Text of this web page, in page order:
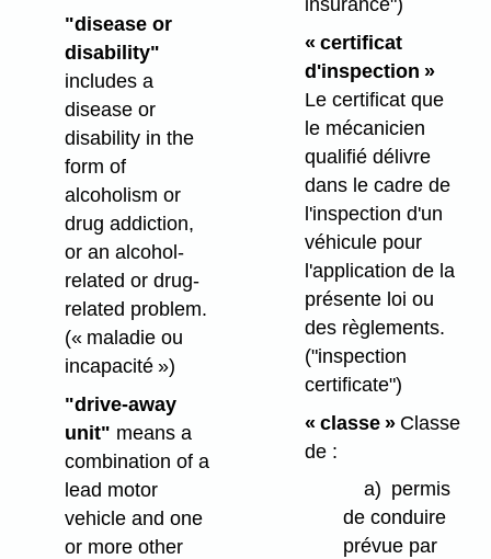
"disease or
disability"
includes a
disease or
disability in the
form of
alcoholism or
drug addiction,
or an alcohol-
related or drug-
related problem.
(« maladie ou
incapacité »)
"drive-away
unit" means a
combination of a
lead motor
vehicle and one
or more other
« certificat
d'inspection »
Le certificat que
le mécanicien
qualifié délivre
dans le cadre de
l'inspection d'un
véhicule pour
l'application de la
présente loi ou
des règlements.
("inspection
certificate")
« classe »Classe
de :
a) permis
de conduire
prévue par